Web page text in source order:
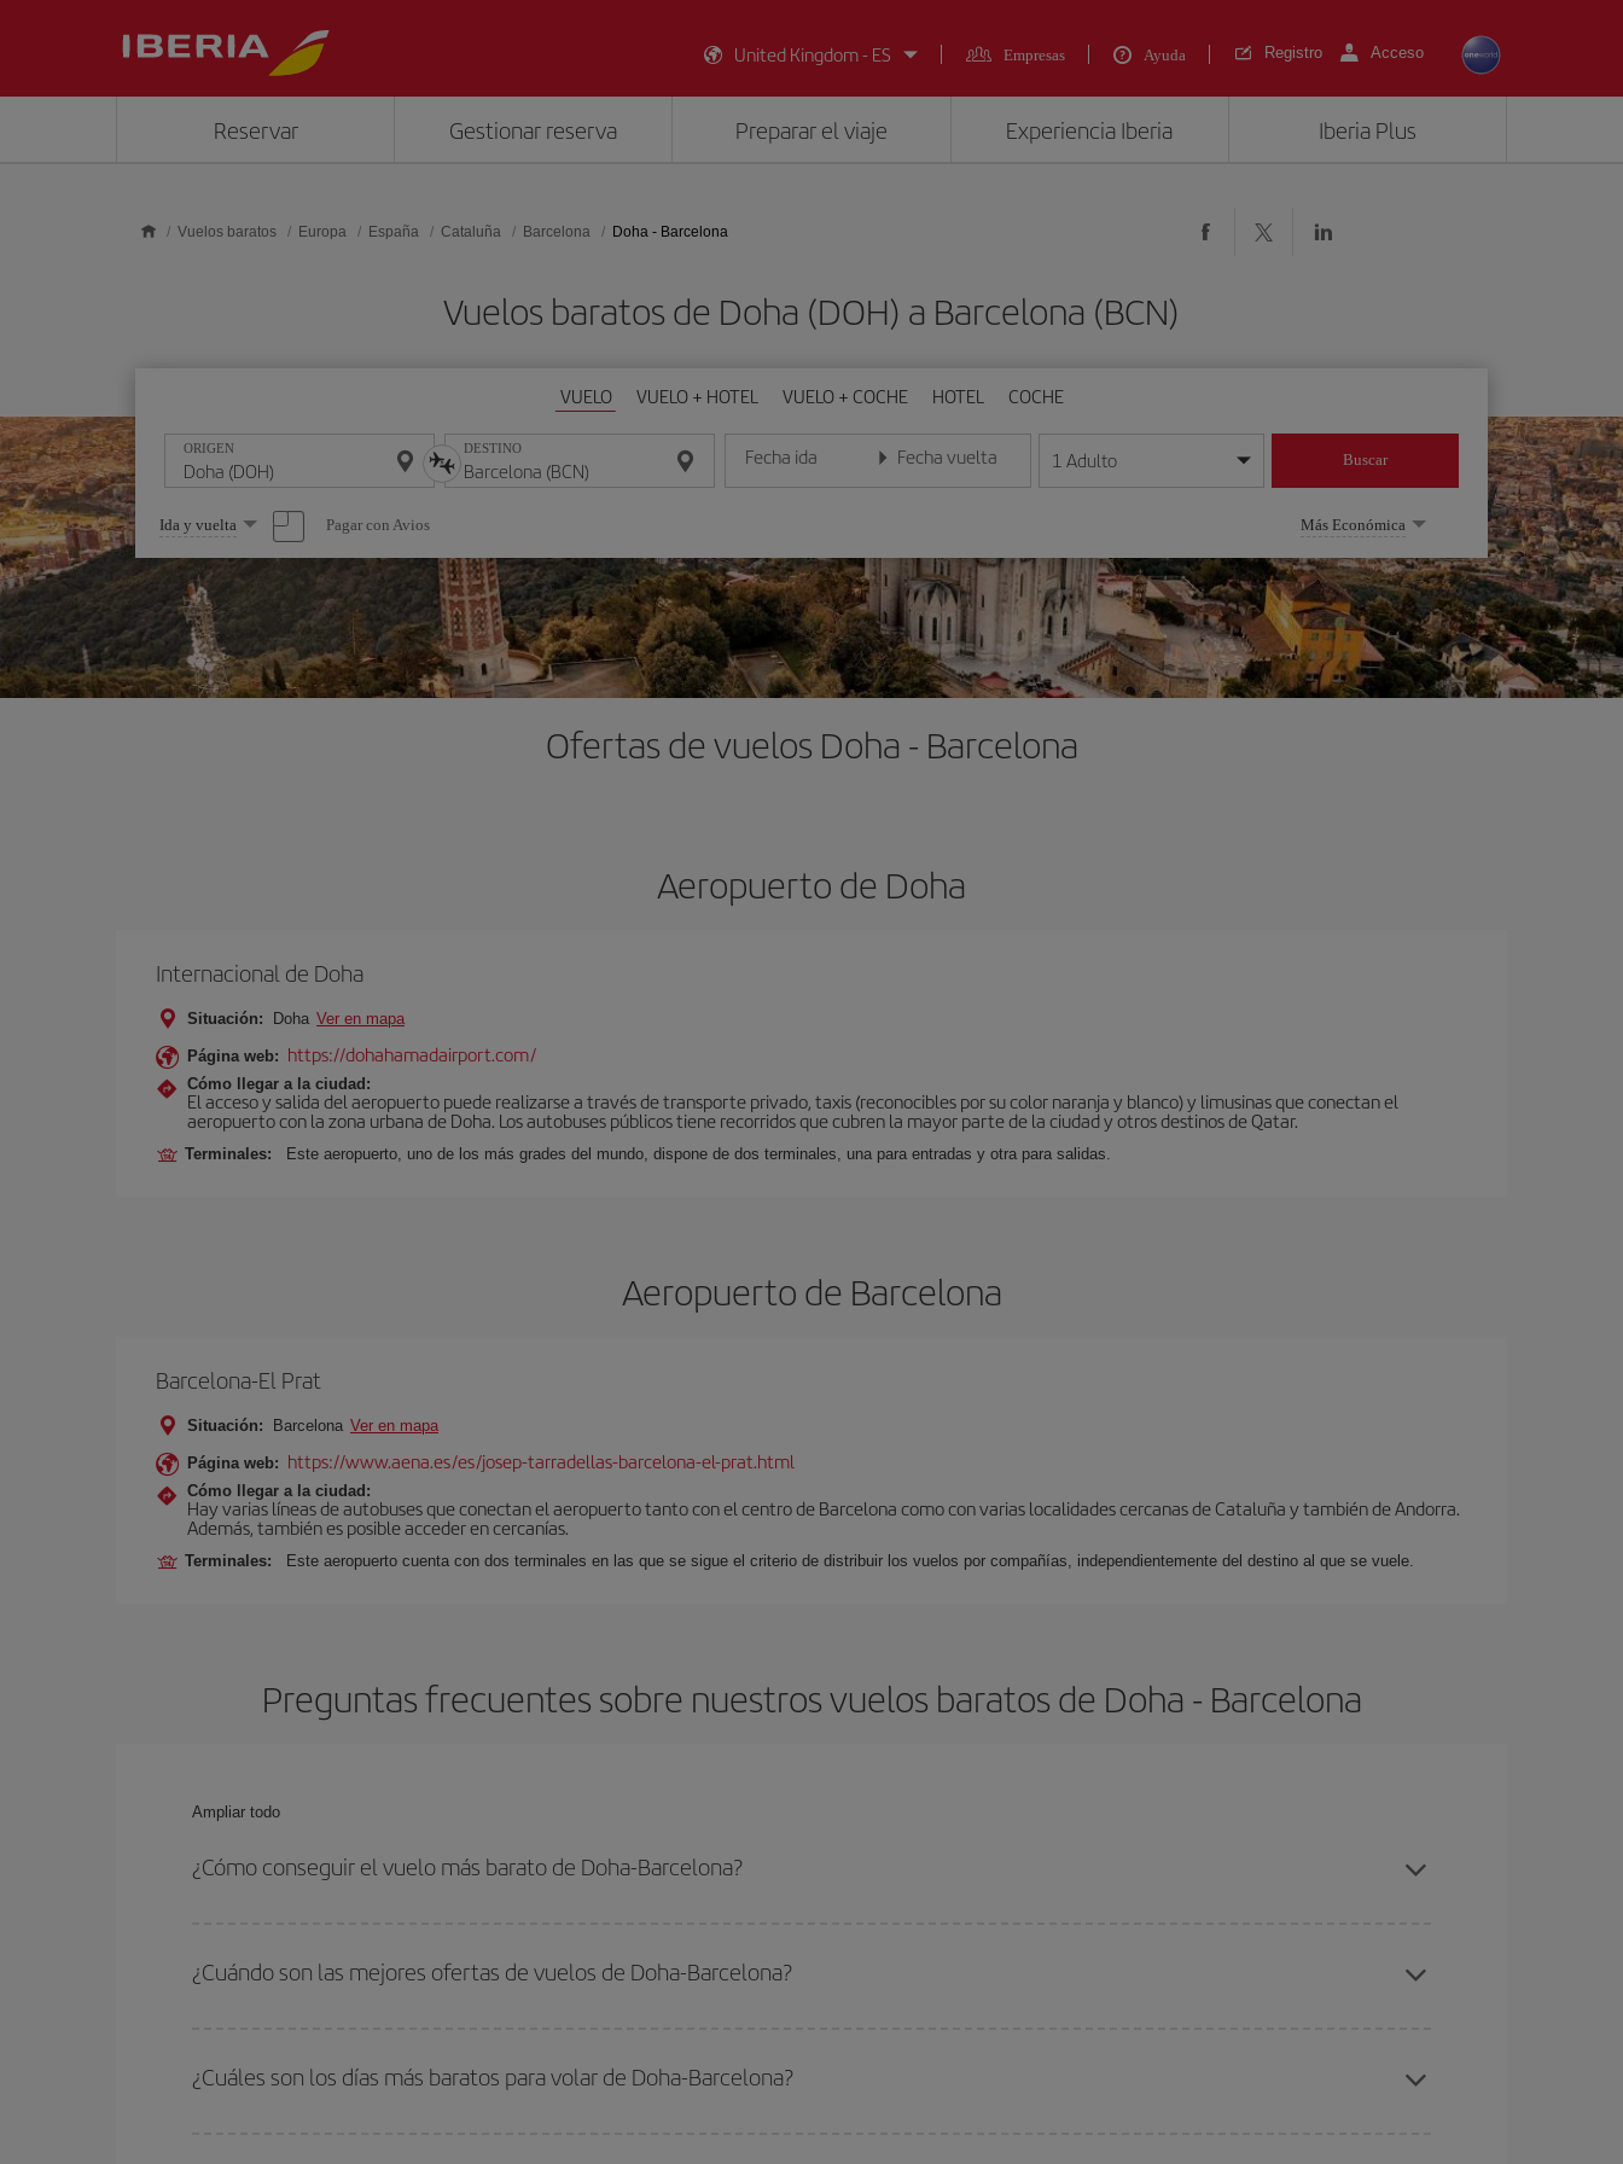
United Kingdom - ES
Empresas Ayuda Registro Acceso
Reservar Gestionar reserva Preparar el viaje Experiencia Iberia Iberia Plus
Vuelos baratos Europa España Cataluña Barcelona Doha - Barcelona
Vuelos baratos de Doha (DOH) a Barcelona (BCN)
VUELO VUELO + HOTEL VUELO + COCHE HOTEL COCHE
ORIGEN DESTINO Fecha ida
Introduce la fecha en formato día/mes/año
Fecha vuelta
Introduce la fecha en formato día/mes/año
1 Adulto Buscar
Seleccione
una
opción
Ida y vuelta Pagar con Avios Más Económica
Ofertas de vuelos Doha - Barcelona
Aeropuerto de Doha
Internacional de Doha
Situación: Doha Ver en mapa
Página web: https://dohahamadairport.com/
Cómo llegar a la ciudad:
El acceso y salida del aeropuerto puede realizarse a través de transporte privado, taxis (reconocibles por su color naranja y blanco) y limusinas que conectan el
aeropuerto con la zona urbana de Doha. Los autobuses públicos tiene recorridos que cubren la mayor parte de la ciudad y otros destinos de Qatar.
Terminales: Este aeropuerto, uno de los más grades del mundo, dispone de dos terminales, una para entradas y otra para salidas.
Aeropuerto de Barcelona
Barcelona-El Prat
Situación: Barcelona Ver en mapa
Página web: https://www.aena.es/es/josep-tarradellas-barcelona-el-prat.html
Cómo llegar a la ciudad:
Hay varias líneas de autobuses que conectan el aeropuerto tanto con el centro de Barcelona como con varias localidades cercanas de Cataluña y también de Andorra.
Además, también es posible acceder en cercanías.
Terminales: Este aeropuerto cuenta con dos terminales en las que se sigue el criterio de distribuir los vuelos por compañías, independientemente del destino al que se vuele.
Preguntas frecuentes sobre nuestros vuelos baratos de Doha - Barcelona
Ampliar todo
¿Cómo conseguir el vuelo más barato de Doha-Barcelona?
fechas y horarios de ida y vuelta.
¿Cuándo son las mejores ofertas de vuelos de Doha-Barcelona?
periodos de vacaciones escolares son temporada alta. Además, sobre todo si estás pensando en una escapada de fin de semana,
precios encontrarás.
¿Cuáles son los días más baratos para volar de Doha-Barcelona?